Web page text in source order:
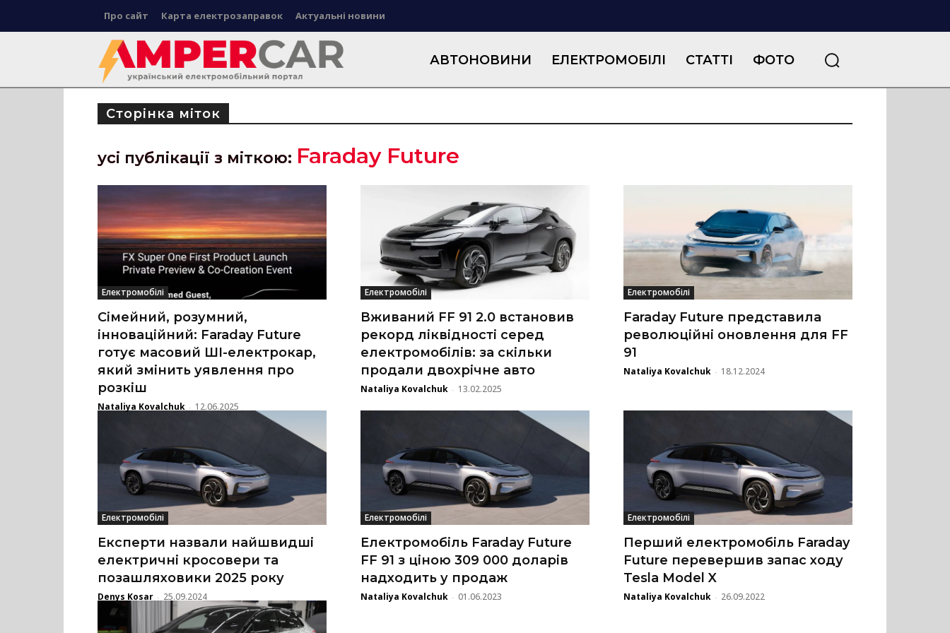
Про сайт Карта електрозаправок Актуальні новини
АВТОНОВИНИ ЕЛЕКТРОМОБІЛІ СТАТТІ ФОТО
Сторінка міток
усі публікації з міткою: Faraday Future
Електромобілі
Сімейний, розумний,
інноваційний: Faraday Future
готує масовий ШІ-електрокар,
який змінить уявлення про
розкіш
Nataliya Kovalchuk - 12.06.2025
Електромобілі
Вживаний FF 91 2.0 встановив
рекорд ліквідності серед
електромобілів: за скільки
продали двохрічне авто
Nataliya Kovalchuk - 13.02.2025
Електромобілі
Faraday Future представила
революційні оновлення для FF
91
Nataliya Kovalchuk - 18.12.2024
Електромобілі
Експерти назвали найшвидші
електричні кросовери та
позашляховики 2025 року
Denys Kosar - 25.09.2024
Електромобілі
Електромобіль Faraday Future
FF 91 з ціною 309 000 доларів
надходить у продаж
Nataliya Kovalchuk - 01.06.2023
Електромобілі
Перший електромобіль Faraday
Future перевершив запас ходу
Tesla Model X
Nataliya Kovalchuk - 26.09.2022